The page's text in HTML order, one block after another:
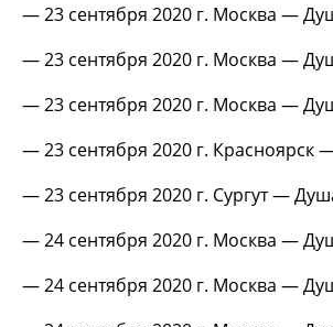
— 23 сентября 2020 г. Москва —
— 23 сентября 2020 г. Москва —
— 23 сентября 2020 г. Москва —
— 23 сентября 2020 г. Красноярск
— 23 сентября 2020 г. Сургут —
— 24 сентября 2020 г. Москва —
— 24 сентября 2020 г. Москва —